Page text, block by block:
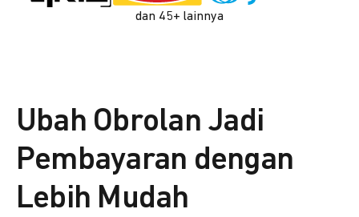
dan 45+ lainnya
Ubah Obrolan Jadi
Pembayaran dengan
Lebih Mudah